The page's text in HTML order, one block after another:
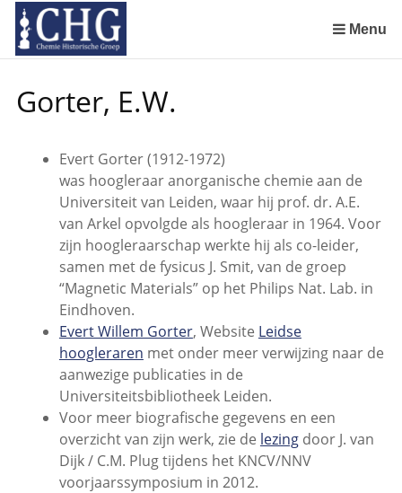
links
over
naar
de
Spring
naar
het
menu
Menu
Gorter, E.W.
Evert Gorter (1912-1972)
was hoogleraar anorganische chemie aan de
Universiteit van Leiden, waar hij prof. dr. A.E.
van Arkel opvolgde als hoogleraar in 1964. Voor
zijn hoogleraarschap werkte hij als co-leider,
samen met de fysicus J. Smit, van de groep
“Magnetic Materials” op het Philips Nat. Lab. in
Eindhoven.
Evert Willem Gorter, Website Leidse
hoogleraren met onder meer verwijzing naar de
aanwezige publicaties in de
Universiteitsbibliotheek Leiden.
Voor meer biografische gegevens en een
overzicht van zijn werk, zie de lezingdoor J. van
Dijk / C.M. Plug tijdens het KNCV/NNV
voorjaarssymposium in 2012.